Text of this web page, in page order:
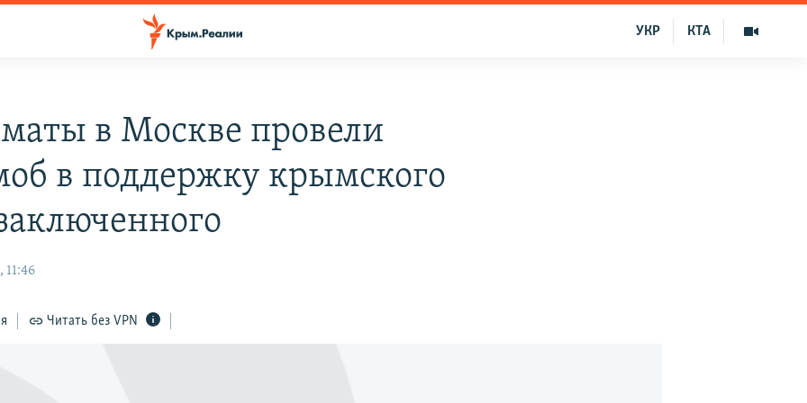
КТА
УКР
в Москве провели
в поддержку крымского
11:46
Читать без VPN